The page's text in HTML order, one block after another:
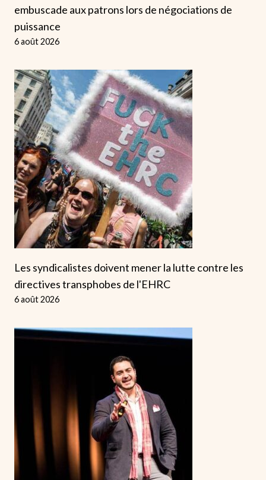
embuscade aux patrons lors de négociations de
puissance
6 août 2026
Les syndicalistes doivent mener la lutte contre les
directives transphobes de l'EHRC
6 août 2026